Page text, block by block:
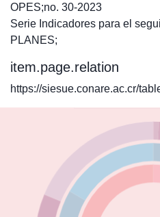
OPES;no. 30-2023
Serie Indicadores para el
PLANES;
item.page.relation
https://siesue.conare.ac.cr/